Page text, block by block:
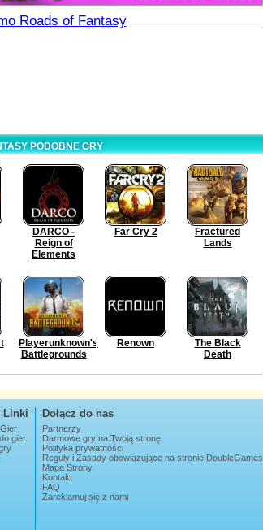
Roads of Fantasy
PODOBNE GRY
DARCO -
Reign of
Elements
Far Cry 2
Fractured
Lands
Playerunknown's
Battlegrounds
Renown
The Black
Death
Linki
gier.
Dołącz do nas
Partnerzy
Darmowe gry na Twoją stronę
Polityka prywatności
Reguły i Zasady obowiązujące na stronie DoubleGames
Mapa Strony
Kontakt
FAQ
Zareklamuj się z nami